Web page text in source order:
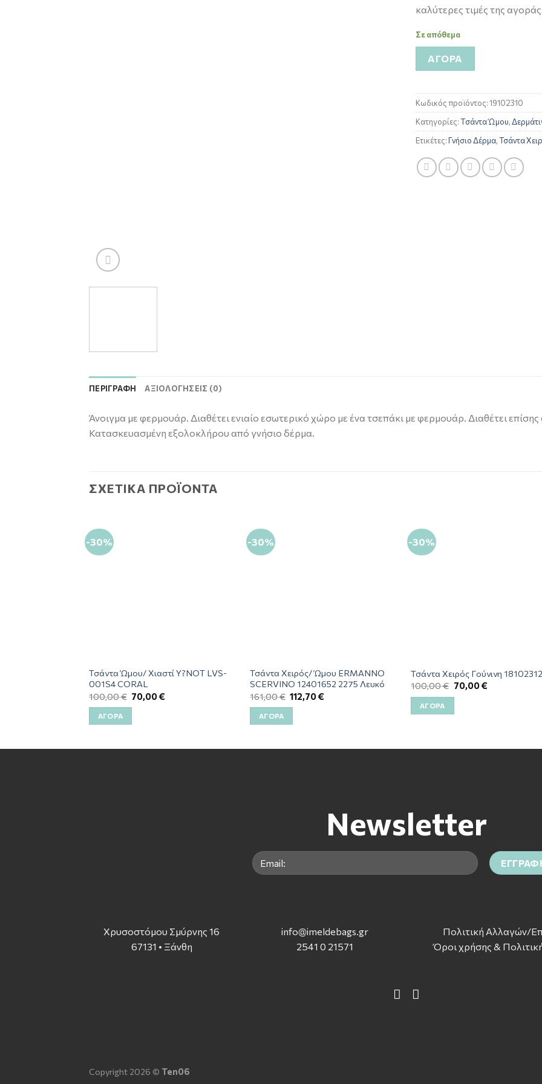
καλύτερες τιμές της
Σε απόθεμα
ΑΓΟΡΆ
Κωδικός προϊόντος:19102310
Κατηγορίες:Tσάντα Ώμου,
Ετικέτες:Γνήσιο Δέρμα,Τσάντα
ΠΕΡΙΓΡΑΦΉ ΑΞΙΟΛΟΓΉΣΕΙΣ (0)
Άνοιγμα με φερμουάρ. Διαθέτει ενιαίο εσωτερικό χώρο με ένα τσεπάκι με φερμουάρ. Διαθέτει
Κατασκευασμένη εξολοκλήρου από γνήσιο δέρμα.
ΣΧΕΤΙΚΆ ΠΡΟΪΌΝΤΑ
-30%
Τσάντα Ώμου/ Χιαστί Y?NOT LVS-
001S4 CORAL
100,00€ 70,00€
ΑΓΟΡΆ
-30%
Τσάντα Χειρός/ Ώμου ERMANNO
SCERVINO 12401652 2275 Λευκό
161,00€ 112,70€
ΑΓΟΡΆ
-30%
Τσάντα Χειρός Γούνινη 18102312
100,00€ 70,00€
ΑΓΟΡΆ
Newsletter
Χρυσοστόμου Σμύρνης 16
67131 • Ξάνθη
info@imeldebags.gr
2541 0 21571
Πολιτική Αλλαγών/
Όροι χρήσης &
Copyright 2026 © Ten06